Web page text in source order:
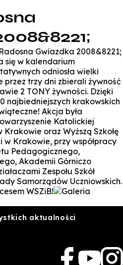
Gwiazdka 2008&8221;
się w kalendarium
odniosła wielki
przez trzy dni zbierali żywność
2 TONY żywności. Dzięki
najbiedniejszych krakowskich
Akcja była
Katolickiej
oraz Wyższą Szkołę
Krakowie, przy współpracy
Pedagogicznego,
Akademii Górniczo
Zespołu Szkół
Samorządów Uczniowskich.
WSZiB!
aktualności